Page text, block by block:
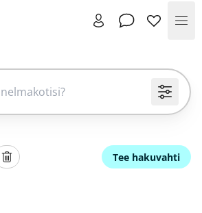
Tee hakuvahti